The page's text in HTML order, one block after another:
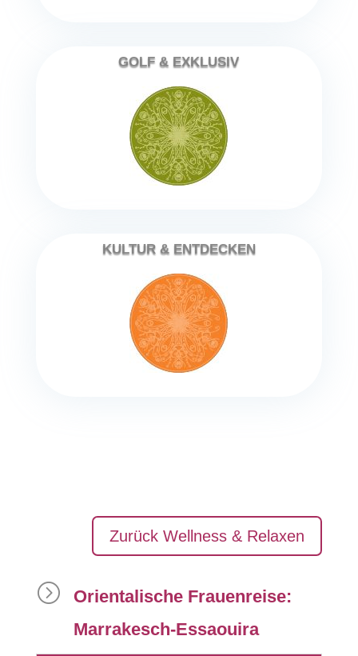
GOLF & EXKLUSIV
KULTUR & ENTDECKEN
Zurück Wellness & Relaxen
=
Orientalische Frauenreise:
Marrakesch-Essaouira